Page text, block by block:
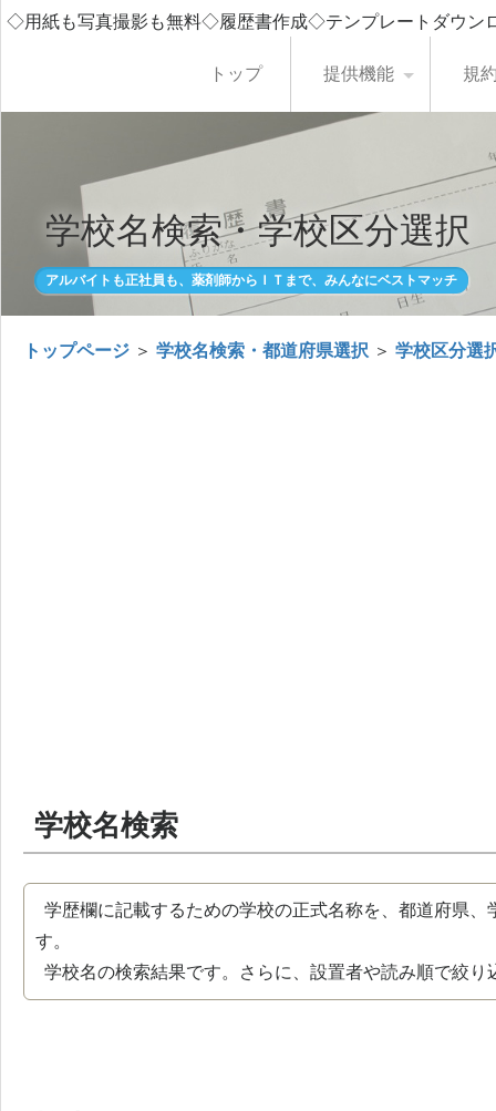
◇用紙も写真撮影も無料◇履歴書作成◇テンプレートダウ
トップ 提供機能 規
学校名検索・学校区分選択
アルバイトも正社員も、薬剤師からＩＴまで、みんなにベストマッチ
トップページ ＞ 学校名検索・都道府県選択 ＞ 学校区分選
学校名検索
学歴欄に記載するための学校の正式名称を、都道府県
す。
学校名の検索結果です。さらに、設置者や読み順で絞り